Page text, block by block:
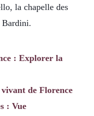
la chapelle des
: Explorer la
de Florence
: Vue